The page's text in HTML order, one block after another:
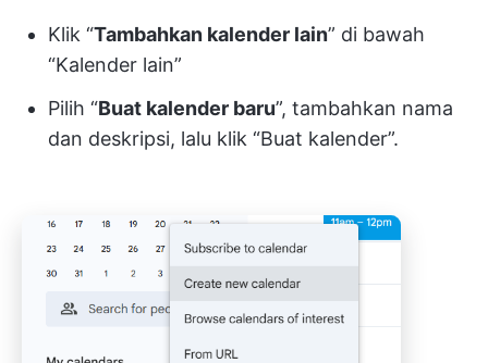
Klik “Tambahkan kalender lain” di bawah
“Kalender lain”
Pilih “Buat kalender baru”, tambahkan nama
dan deskripsi, lalu klik “Buat kalender”.